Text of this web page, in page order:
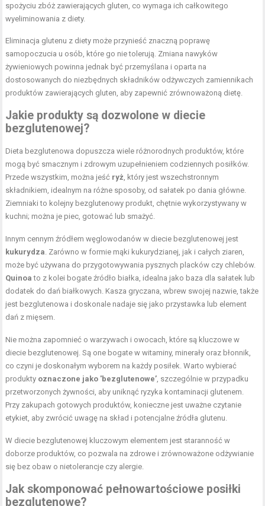
spożyciu zbóż zawierających gluten, co wymaga ich całkowitego
wyeliminowania z diety.
Eliminacja glutenu z diety może przynieść znaczną poprawę
samopoczucia u osób, które go nie tolerują. Zmiana nawyków
żywieniowych powinna jednak być przemyślana i oparta na
dostosowanych do niezbędnych składników odżywczych zamiennikach
produktów zawierających gluten, aby zapewnić zrównoważoną dietę.
Jakie produkty są dozwolone w diecie
bezglutenowej?
Dieta bezglutenowa dopuszcza wiele różnorodnych produktów, które
mogą być smacznym i zdrowym uzupełnieniem codziennych posiłków.
Przede wszystkim, można jeść ryż , który jest wszechstronnym
składnikiem, idealnym na różne sposoby, od sałatek po dania główne.
Ziemniaki to kolejny bezglutenowy produkt, chętnie wykorzystywany w
kuchni; można je piec, gotować lub smażyć.
Innym cennym źródłem węglowodanów w diecie bezglutenowej jest
kukurydza . Zarówno w formie mąki kukurydzianej, jak i całych ziaren,
może być używana do przygotowywania pysznych placków czy chlebów.
Quinoa to z kolei bogate źródło białka, idealna jako baza dla sałatek lub
dodatek do dań białkowych. Kasza gryczana, wbrew swojej nazwie, także
jest bezglutenowa i doskonale nadaje się jako przystawka lub element
dań z mięsem.
Nie można zapomnieć o warzywach i owocach, które są kluczowe w
diecie bezglutenowej. Są one bogate w witaminy, minerały oraz błonnik,
co czyni je doskonałym wyborem na każdy posiłek. Warto wybierać
produkty oznaczone jako 'bezglutenowe’ , szczególnie w przypadku
przetworzonych żywności, aby uniknąć ryzyka kontaminacji glutenem.
Przy zakupach gotowych produktów, konieczne jest uważne czytanie
etykiet, aby zwrócić uwagę na skład i potencjalne źródła glutenu.
W diecie bezglutenowej kluczowym elementem jest staranność w
doborze produktów, co pozwala na zdrowe i zrównoważone odżywianie
się bez obaw o nietolerancje czy alergie.
Jak skomponować pełnowartościowe posiłki
bezglutenowe?